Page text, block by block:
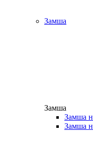
Замша
Замша
Замша
Замша